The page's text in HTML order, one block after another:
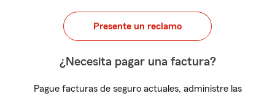
Presente un reclamo
¿Necesita pagar una factura?
Pague facturas de seguro actuales, administre las